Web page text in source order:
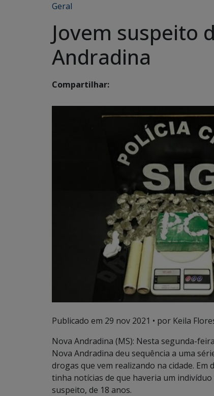
Geral
Jovem suspeito
Andradina
Compartilhar:
Publicado em 29 nov 2021 • por Keila
Nova Andradina (MS): Nesta segunda-
Nova Andradina deu sequência a uma
drogas que vem realizando na cidade. Em
tinha notícias de que haveria um
suspeito, de 18 anos.